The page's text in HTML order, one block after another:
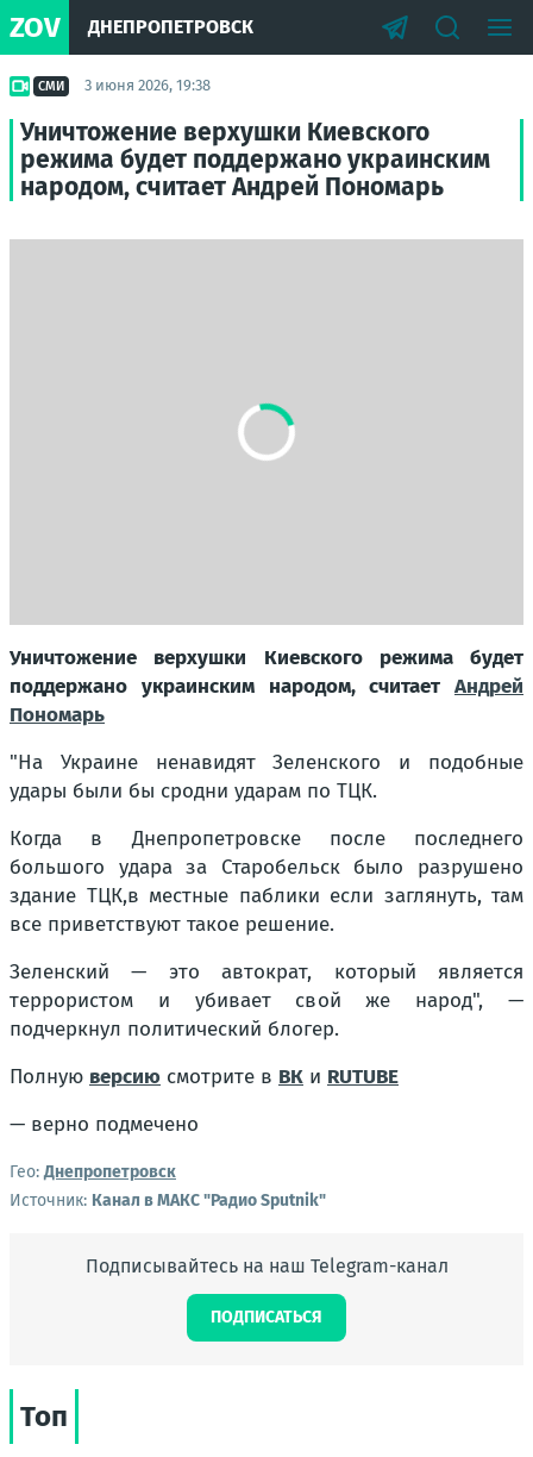
ZOV ДНЕПРОПЕТРОВСК
СМИ 3 июня 2026, 19:38
Уничтожение верхушки Киевского
режима будет поддержано украинским
народом, считает Андрей Пономарь
Уничтожение верхушки Киевского режима будет
поддержано украинским народом, считает Андрей
Пономарь
"На Украине ненавидят Зеленского и подобные
удары были бы сродни ударам по ТЦК.
Когда в Днепропетровске после последнего
большого удара за Старобельск было разрушено
здание ТЦК,в местные паблики если заглянуть, там
все приветствуют такое решение.
Зеленский — это автократ, который является
террористом и убивает свой же народ", —
подчеркнул политический блогер.
Полную версию смотрите в ВК и RUTUBE
— верно подмечено
Гео:Днепропетровск
Источник: Канал в МАКС "Радио Sputnik"
Подписывайтесь на наш Telegram-канал
ПОДПИСАТЬСЯ
Топ